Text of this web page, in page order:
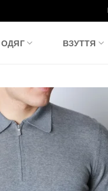
ОДЯГ ВЗУТТЯ